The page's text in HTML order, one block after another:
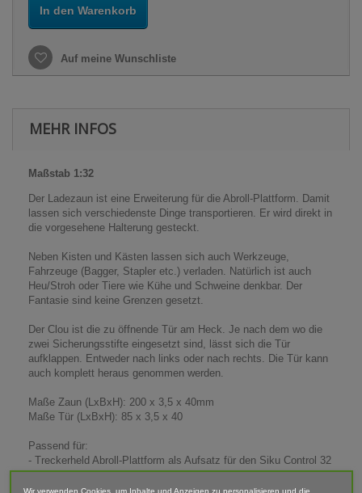
In den Warenkorb
Auf meine Wunschliste
MEHR INFOS
Maßstab 1:32
Der Ladezaun ist eine Erweiterung für die Abroll-Plattform. Damit
lassen sich verschiedenste Dinge transportieren. Er wird direkt in
die vorgesehene Halterung gesteckt.
Neben Kisten und Kästen lassen sich auch Werkzeuge,
Fahrzeuge (Bagger, Stapler etc.) verladen. Natürlich ist auch
Heu/Stroh oder Tiere wie Kühe und Schweine denkbar. Der
Fantasie sind keine Grenzen gesetzt.
Der Clou ist die zu öffnende Tür am Heck. Je nach dem wo die
zwei Sicherungsstifte eingesetzt sind, lässt sich die Tür
aufklappen. Entweder nach links oder nach rechts. Die Tür kann
auch komplett heraus genommen werden.
Maße Zaun (LxBxH): 200 x 3,5 x 40mm
Maße Tür (LxBxH): 85 x 3,5 x 40
Passend für:
- Treckerheld Abroll-Plattform als Aufsatz für den Siku Control 32
Krampe Hakenlift (6786)
Wir verwenden Cookies, um Inhalte und Anzeigen zu personalisieren und die